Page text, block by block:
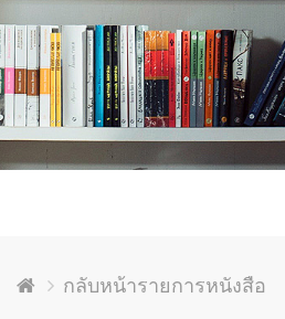
กลับหน้ารายการหนังสือ